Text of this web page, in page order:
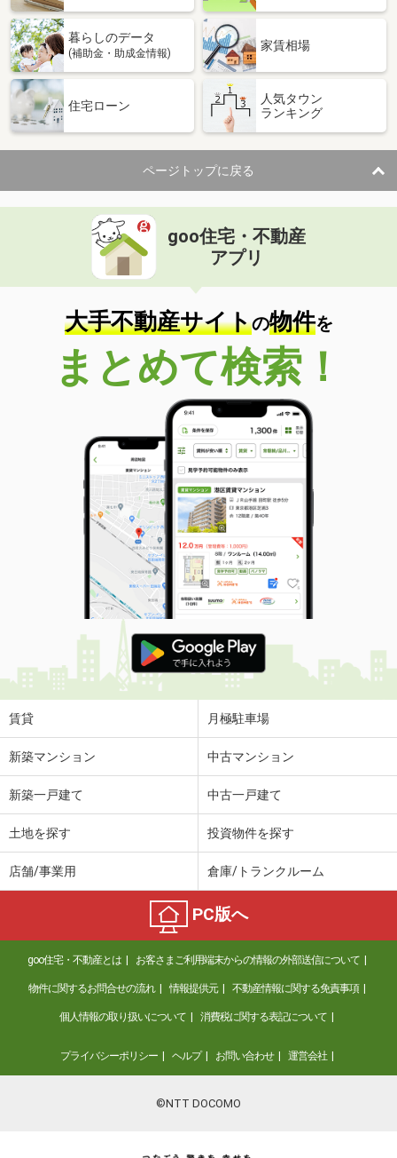
暮らしのデータ
(補助金・助成金情報)
家賃相場
住宅ローン
人気タウン
ランキング
ページトップに戻る
goo住宅・不動産
アプリ
大手不動産サイトの物件を
まとめて検索！
賃貸 月極駐車場
新築マンション 中古マンション
新築一戸建て 中古一戸建て
土地を探す 投資物件を探す
店舗/事業用 倉庫/トランクルーム
PC版へ
goo住宅・不動産とは お客さまご利用端末からの情報の外部送信について
物件に関するお問合せの流れ 情報提供元 不動産情報に関する免責事項
個人情報の取り扱いについて 消費税に関する表記について
プライバシーポリシー ヘルプ お問い合わせ 運営会社
©NTT DOCOMO